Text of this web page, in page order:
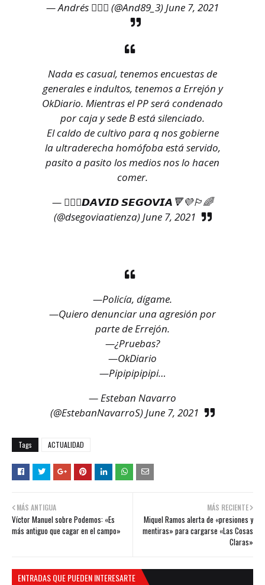
— Andrés 🏳️‍🌈🔻 (@And89_3)June 7, 2021
Nada es casual, tenemos encuestas de
generales e indultos, tenemos a Errejón y
OkDiario. Mientras el PP será condenado
por caja y sede B está silenciado.
El caldo de cultivo para q nos gobierne
la ultraderecha homófoba está servido,
pasito a pasito los medios nos lo hacen
comer.
— 🏳️‍🌈💜𝘿𝘼𝙑𝙄𝘿 𝙎𝙀𝙂𝙊𝙑𝙄𝘼🔻💜🏳️‍🌈
(@dsegoviaatienza)June 7, 2021
—Policía, dígame.
—Quiero denunciar una agresión por
parte de Errejón.
—¿Pruebas?
—OkDiario
—Pipipipipipi…
— Esteban Navarro
(@EstebanNavarroS)June 7, 2021
Tags ACTUALIDAD
MÁS RECIENTE
Miquel Ramos alerta de «presiones y
mentiras» para cargarse «Las Cosas
Claras»
MÁS ANTIGUA
Víctor Manuel sobre Podemos: «Es
más antiguo que cagar en el campo»
ENTRADAS QUE PUEDEN INTERESARTE